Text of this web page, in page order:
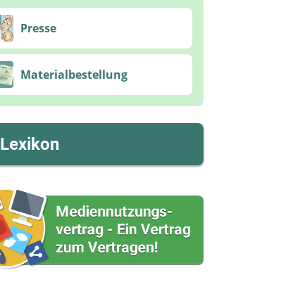
Presse
Materialbestellung
Lexikon